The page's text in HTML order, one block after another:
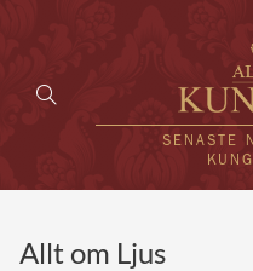
SENASTE
Allt om Ljus